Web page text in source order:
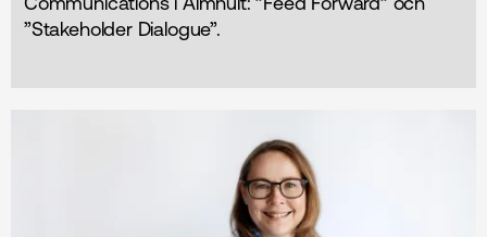
”Stakeholder Dialogue”.